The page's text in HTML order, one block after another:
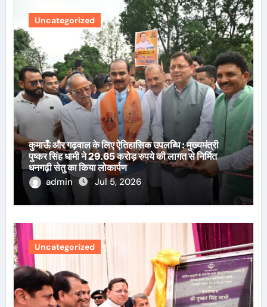
Uncategorized
कुमाऊँ और गढ़वाल के लिए ऐतिहासिक उपलब्धि : मुख्यमंत्री
पुष्कर सिंह धामी ने 29.65 करोड़ रुपये की लागत से निर्मित
धनगढ़ी सेतु का किया लोकार्पण
admin
Jul 5, 2026
Uncategorized